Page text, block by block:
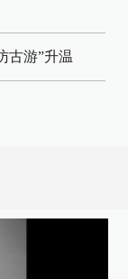
古游”升温